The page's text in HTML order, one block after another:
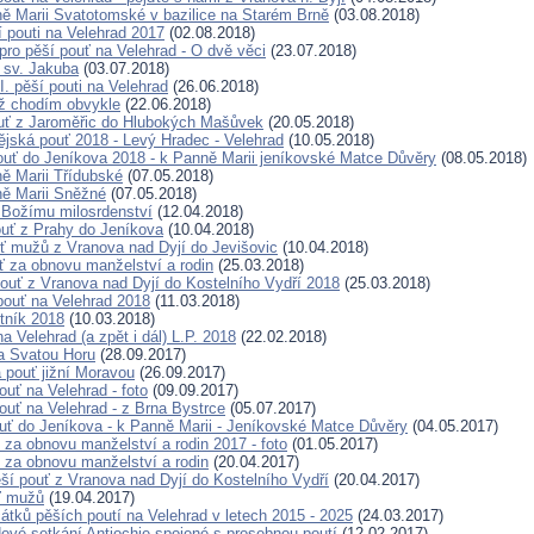
Marii Svatotomské v bazilice na Starém Brně (03.08.2018)
na Velehrad 2017 (02.08.2018)
pěší pouť na Velehrad - O dvě věci (23.07.2018)
Jakuba(03.07.2018)
pěší pouti na Velehrad (26.06.2018)
chodím obvykle (22.06.2018)
z Jaroměřic do Hlubokých Mašůvek (20.05.2018)
pouť 2018 - Levý Hradec - Velehrad (10.05.2018)
do Jeníkova 2018 - k Panně Marii jeníkovské Matce Důvěry (08.05.2018)
Marii Třídubské (07.05.2018)
Marii Sněžné (07.05.2018)
milosrdenství (12.04.2018)
z Prahy do Jeníkova(10.04.2018)
mužů z Vranova nad Dyjí do Jevišovic (10.04.2018)
za obnovu manželství a rodin (25.03.2018)
z Vranova nad Dyjí do Kostelního Vydří 2018 (25.03.2018)
na Velehrad 2018 (11.03.2018)
2018 (10.03.2018)
Velehrad (a zpět i dál) L.P. 2018 (22.02.2018)
Svatou Horu (28.09.2017)
pouť jižní Moravou (26.09.2017)
na Velehrad - foto (09.09.2017)
na Velehrad - z Brna Bystrce (05.07.2017)
do Jeníkova - k Panně Marii - Jeníkovské Matce Důvěry (04.05.2017)
obnovu manželství a rodin 2017 - foto (01.05.2017)
obnovu manželství a rodin (20.04.2017)
pouť z Vranova nad Dyjí do Kostelního Vydří (20.04.2017)
mužů (19.04.2017)
pěších poutí na Velehrad v letech 2015 - 2025 (24.03.2017)